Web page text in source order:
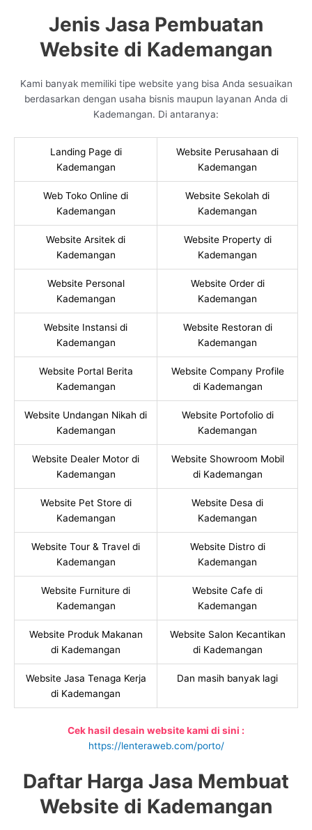
Jenis Jasa Pembuatan
Website di Kademangan
Kami banyak memiliki tipe website yang bisa Anda sesuaikan
berdasarkan dengan usaha bisnis maupun layanan Anda di
Kademangan. Di antaranya:
Landing Page di
Kademangan
Website Perusahaan di
Kademangan
Web Toko Online di
Kademangan
Website Sekolah di
Kademangan
Website Arsitek di
Kademangan
Website Property di
Kademangan
Website Personal
Kademangan
Website Order di
Kademangan
Website Instansi di
Kademangan
Website Restoran di
Kademangan
Website Portal Berita
Kademangan
Website Company Profile
di Kademangan
Website Undangan Nikah di
Kademangan
Website Portofolio di
Kademangan
Website Dealer Motor di
Kademangan
Website Showroom Mobil
di Kademangan
Website Pet Store di
Kademangan
Website Desa di
Kademangan
Website Tour & Travel di
Kademangan
Website Distro di
Kademangan
Website Furniture di
Kademangan
Website Cafe di
Kademangan
Website Produk Makanan
di Kademangan
Website Salon Kecantikan
di Kademangan
Website Jasa Tenaga Kerja
di Kademangan
Dan masih banyak lagi
Cek hasil desain website kami di sini :
https://lenteraweb.com/porto/
Daftar Harga Jasa Membuat
Website di Kademangan